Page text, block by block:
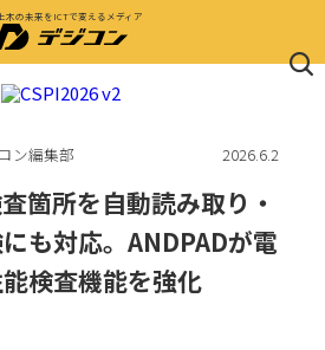
木の未来をICTで変えるメディア
ン編集部 2026.6.2
箇所を自動読み取り・
も対応。ANDPADが電
検査機能を強化